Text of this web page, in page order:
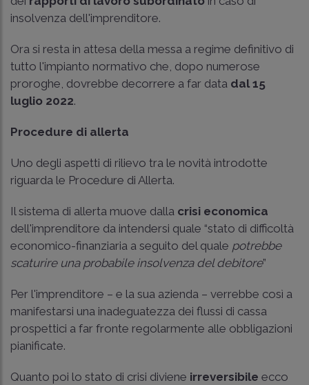
insolvenza dell'imprenditore.
Ora si resta in attesa della messa a regime definitivo di
tutto l'impianto normativo che, dopo numerose
proroghe, dovrebbe decorrere a far data dal 15
luglio 2022.
Procedure di allerta
Uno degli aspetti di rilievo tra le novità introdotte
riguarda le Procedure di Allerta.
Il sistema di allerta muove dalla crisi economica
dell'imprenditore da intendersi quale “stato di difficoltà
economico-finanziaria a seguito del quale potrebbe
scaturire una probabile insolvenza del debitore”
Per l'imprenditore – e la sua azienda – verrebbe così a
manifestarsi una inadeguatezza dei flussi di cassa
prospettici a far fronte regolarmente alle obbligazioni
pianificate.
Quanto poi lo stato di crisi diviene irreversibile ecco